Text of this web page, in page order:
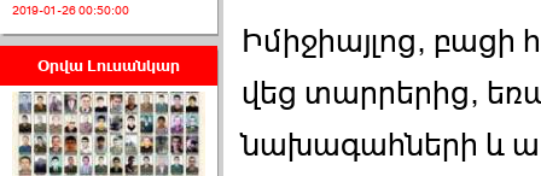
ՈՒՂԻՂ․ ԱԺ-ն
Կառավարության ›››
2026-07-01 00:52:00
2019-01-26 00:50:00
Օրվա Լուսանկար
Իմիջիայլոց,
վեց տարրերից,
նախագահների և